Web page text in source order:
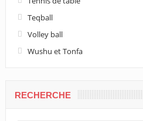
Teqball
Volley ball
Wushu et Tonfa
RECHERCHE